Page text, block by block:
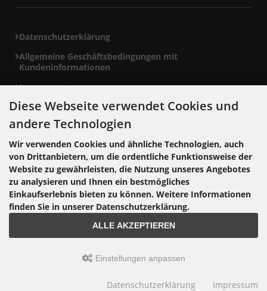
Datenschutzerklärung
Allgemeine Geschäftsbedingungen mit
Kundeninformationen
Impressum
Zahlungsmethoden
Alle Preise inkl. gesetzl. MwSt. zzgl. Versandkosten
Yamaha Ersatzteile | yamaha-ersatzteil.de © 2026
Diese Webseite verwendet Cookies und
andere Technologien
Wir verwenden Cookies und ähnliche Technologien, auch
von Drittanbietern, um die ordentliche Funktionsweise der
Website zu gewährleisten, die Nutzung unseres Angebotes
zu analysieren und Ihnen ein bestmögliches
Einkaufserlebnis bieten zu können. Weitere Informationen
finden Sie in unserer Datenschutzerklärung.
ALLE AKZEPTIEREN
Einstellungen anpassen
Datenschutzerklärung Impressum